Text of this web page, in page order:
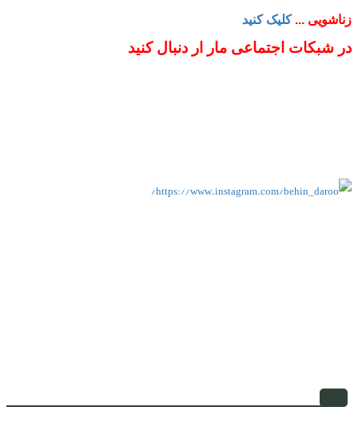
زناشویی ...کلیک کنید
در شبکات اجتماعی مار ار دنبال کنید